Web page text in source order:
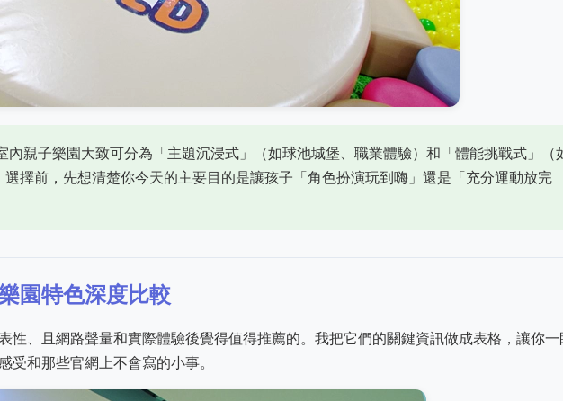
內親子樂園大致可分為「主題沉浸式」（如球池城堡、職業體驗）和「體能挑戰式」（
擇前，先想清楚你今天的主要目的是讓孩子「角色扮演玩到嗨」還是「充分運動放完
園特色深度比較
性、且網路聲量和實際體驗後覺得值得推薦的。我把它們的關鍵資訊做成表格，讓你
受和那些官網上不會寫的小事。